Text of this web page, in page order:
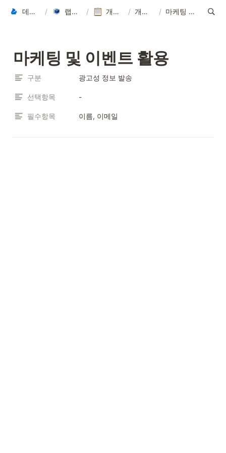
데이터씨 Datasee / 랩스바이 LabsBy / 개인정보처리방침 / 개인정보 처리 / 마케팅 및 이벤트 활용
마케팅 및 이벤트 활용
구분 광고성 정보 발송
선택항목 -
필수항목 이름, 이메일